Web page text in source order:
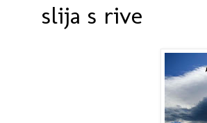
slija s rive